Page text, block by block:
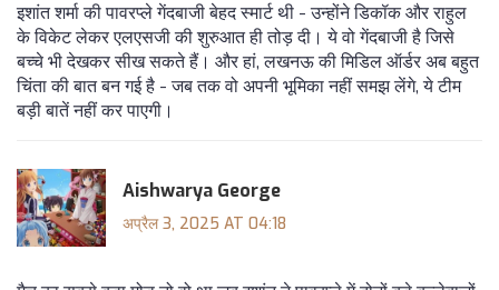
इशांत शर्मा की पावरप्ले गेंदबाजी बेहद स्मार्ट थी - उन्होंने डिकॉक और राहुल
के विकेट लेकर एलएसजी की शुरुआत ही तोड़ दी। ये वो गेंदबाजी है जिसे
बच्चे भी देखकर सीख सकते हैं। और हां, लखनऊ की मिडिल ऑर्डर अब बहुत
चिंता की बात बन गई है - जब तक वो अपनी भूमिका नहीं समझ लेंगे, ये टीम
बड़ी बातें नहीं कर पाएगी।
Aishwarya George
अप्रैल 3, 2025 AT 04:18